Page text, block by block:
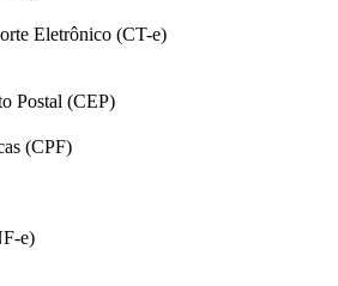
Eletrônico (CT-e)
Postal (CEP)
(CPF)
e)